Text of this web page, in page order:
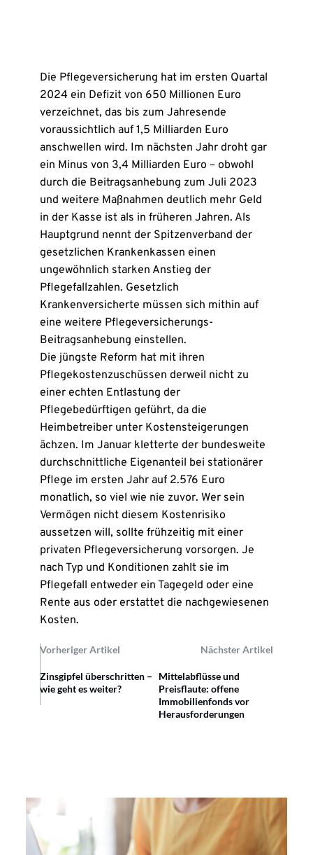
Die Pflegeversicherung hat im ersten Quartal
2024 ein Defizit von 650 Millionen Euro
verzeichnet, das bis zum Jahresende
voraussichtlich auf 1,5 Milliarden Euro
anschwellen wird. Im nächsten Jahr droht gar
ein Minus von 3,4 Milliarden Euro – obwohl
durch die Beitragsanhebung zum Juli 2023
und weitere Maßnahmen deutlich mehr Geld
in der Kasse ist als in früheren Jahren. Als
Hauptgrund nennt der Spitzenverband der
gesetzlichen Krankenkassen einen
ungewöhnlich starken Anstieg der
Pflegefallzahlen. Gesetzlich
Krankenversicherte müssen sich mithin auf
eine weitere Pflegeversicherungs-
Beitragsanhebung einstellen.
Die jüngste Reform hat mit ihren
Pflegekostenzuschüssen derweil nicht zu
einer echten Entlastung der
Pflegebedürftigen geführt, da die
Heimbetreiber unter Kostensteigerungen
ächzen. Im Januar kletterte der bundesweite
durchschnittliche Eigenanteil bei stationärer
Pflege im ersten Jahr auf 2.576 Euro
monatlich, so viel wie nie zuvor. Wer sein
Vermögen nicht diesem Kostenrisiko
aussetzen will, sollte frühzeitig mit einer
privaten Pflegeversicherung vorsorgen. Je
nach Typ und Konditionen zahlt sie im
Pflegefall entweder ein Tagegeld oder eine
Rente aus oder erstattet die nachgewiesenen
Kosten.
Vorheriger Artikel Nächster Artikel
Zinsgipfel überschritten –
wie geht es weiter?
Mittelabflüsse und
Preisflaute: offene
Immobilienfonds vor
Herausforderungen